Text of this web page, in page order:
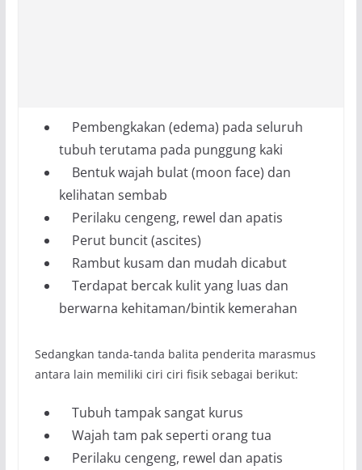
Pembengkakan (edema) pada seluruh
tubuh terutama pada punggung kaki
Bentuk wajah bulat (moon face) dan
kelihatan sembab
Perilaku cengeng, rewel dan apatis
Perut buncit (ascites)
Rambut kusam dan mudah dicabut
Terdapat bercak kulit yang luas dan
berwarna kehitaman/bintik kemerahan
Sedangkan tanda-tanda balita penderita marasmus
antara lain memiliki ciri­ ciri fisik sebagai berikut:
Tubuh tampak sangat kurus
Wajah tam pak seperti orang tua
Perilaku cengeng, rewel dan apatis